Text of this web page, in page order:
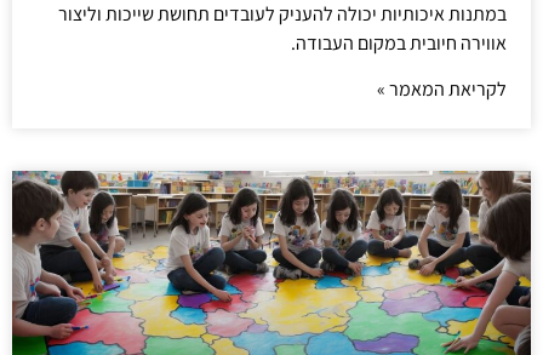
במתנות איכותיות יכולה להעניק לעובדים תחושת שייכות וליצור
אווירה חיובית במקום העבודה.
לקריאת המאמר »